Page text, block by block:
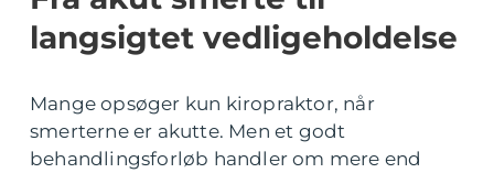
langsigtet vedligeholdelse
Mange opsøger kun kiropraktor, når
smerterne er akutte. Men et godt
behandlingsforløb handler om mere end